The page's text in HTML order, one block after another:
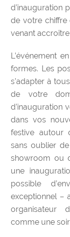
d’inauguration
de votre chiffre
venant
L’événement
formes. Les
s’adapter à
de votre
d’inauguration
dans vos
festive autour
sans oublier
showroom ou
une
possible
exceptionnel –
organisateur
comme une